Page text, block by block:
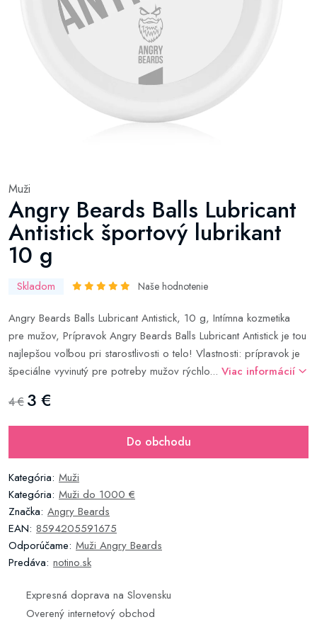
Muži
Angry Beards Balls Lubricant
Antistick športový lubrikant
10 g
Skladom Naše hodnotenie
Angry Beards Balls Lubricant Antistick, 10 g, Intímna kozmetika
pre mužov, Prípravok Angry Beards Balls Lubricant Antistick je tou
najlepšou voľbou pri starostlivosti o telo! Vlastnosti: prípravok je
špeciálne vyvinutý pre potreby mužov rýchlo... Viac informácií
4 € 3 €
Do obchodu
Kategória: Muži
Kategória: Muži do 1000 €
Značka: Angry Beards
EAN: 8594205591675
Odporúčame: Muži Angry Beards
Predáva: notino.sk
Expresná doprava na Slovensku
Overený internetový obchod